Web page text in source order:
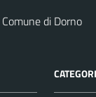
Comune di Dorno